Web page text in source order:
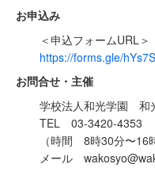
お申込み
＜申込フォームURL＞
https://forms.gle/
お問合せ・主催
学校法人和光学園 和
TEL 03-3420-4353
（時間 8時30分〜16
メール